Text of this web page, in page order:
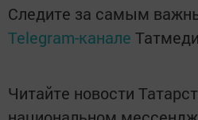
Следите за самым
Telegram-канале
Читайте новости